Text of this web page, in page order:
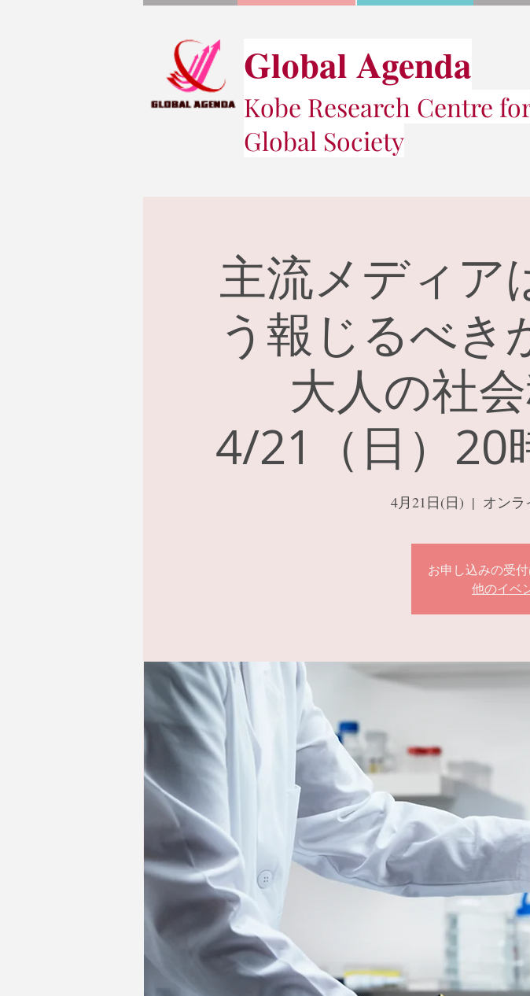
Global Agenda
Kobe Research Centre
Global Society
主流メディア
う報じるべき
大人の社
4/21（日）20
4月21日(日)
  |
オンラ
お申し込みの受付
他のイベ